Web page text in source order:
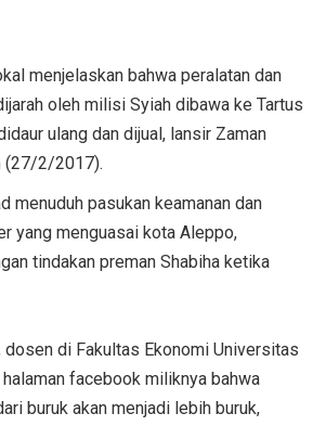
menjelaskan bahwa peralatan dan
oleh milisi Syiah dibawa ke Tartus
ulang dan dijual, lansir Zaman
(27/2/2017).
menuduh pasukan keamanan dan
yang menguasai kota Aleppo,
tindakan preman Shabiha ketika
dosen di Fakultas Ekonomi Universitas
facebook miliknya bahwa
buruk akan menjadi lebih buruk,